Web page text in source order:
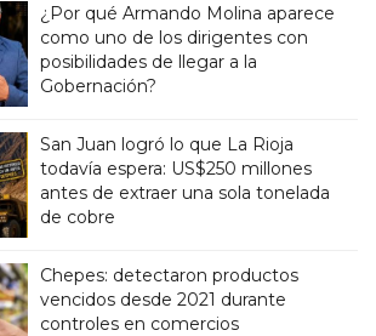
¿Por qué Armando Molina aparece
como uno de los dirigentes con
posibilidades de llegar a la
Gobernación?
San Juan logró lo que La Rioja
todavía espera: US$250 millones
antes de extraer una sola tonelada
de cobre
Chepes: detectaron productos
vencidos desde 2021 durante
controles en comercios